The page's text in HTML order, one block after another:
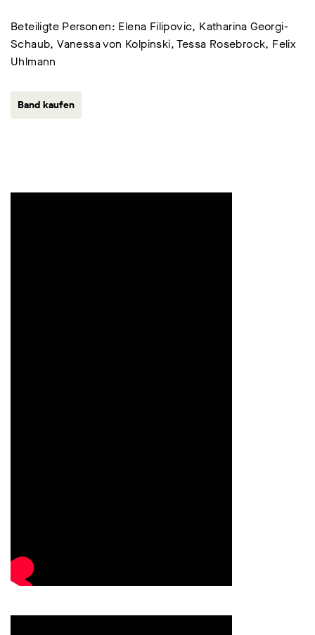
Beteiligte Personen: Elena Filipovic, Katharina Georgi-
Schaub, Vanessa von Kolpinski, Tessa Rosebrock, Felix
Uhlmann
Band kaufen